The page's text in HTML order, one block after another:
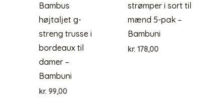
Bambus
højtaljet g-
streng trusse i
bordeaux til
damer –
Bambuni
kr.99,00
strømper i sort til
mænd 5-pak –
Bambuni
kr. 178,00